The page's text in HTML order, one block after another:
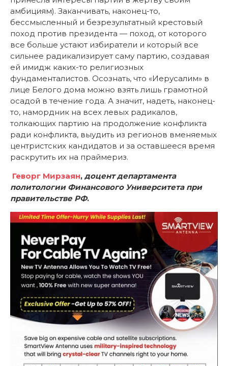
амбициям). Заканчивать, наконец-то,
бессмысленный и безрезультатный крестовый
поход против президента — поход, от которого
все больше устают избиратели и который все
сильнее радикализирует саму партию, создавая
ей имидж каких-то религиозных
фундаменталистов. Осознать, что «Иерусалим» в
лице Белого дома можно взять лишь грамотной
осадой в течение года. А значит, надеть, наконец-
то, намордник на всех левых радикалов,
толкающих партию на продолжение конфликта
ради конфликта, выудить из регионов вменяемых
центристских кандидатов и за оставшееся время
раскрутить их на праймериз.
Геворг Мирзаян, доцент департамента
политологии Финансового Университета при
правительстве РФ.